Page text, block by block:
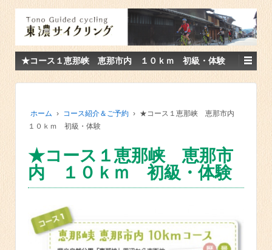
★コース１恵那峡 恵那市内 １０ｋｍ 初級・体験
ホーム › コース紹介＆ご予約 › ★コース１恵那峡 恵那市内
１０ｋｍ 初級・体験
★コース１恵那峡 恵那市
内 １０ｋｍ 初級・体験